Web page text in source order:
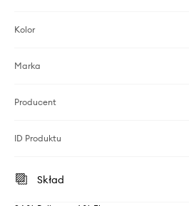
Kolor
Marka
Producent
ID Produktu
Skład